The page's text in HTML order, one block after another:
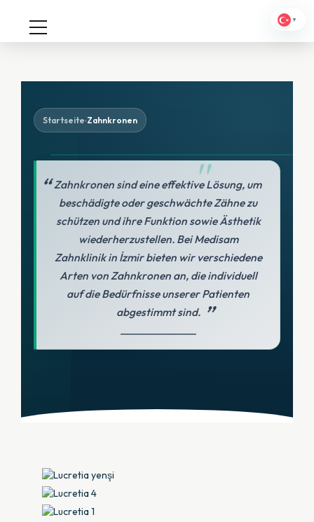
Startseite›Zahnkronen
Zahnkronen sind eine effektive Lösung, um
beschädigte oder geschwächte Zähne zu
schützen und ihre Funktion sowie Ästhetik
wiederherzustellen. Bei Medisam
Zahnklinik in İzmir bieten wir verschiedene
Arten von Zahnkronen an, die individuell
auf die Bedürfnisse unserer Patienten
abgestimmt sind.
▼